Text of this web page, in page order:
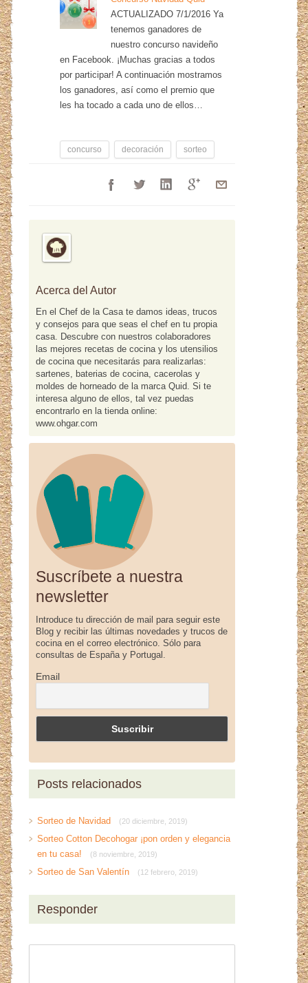
ACTUALIZADO 7/1/2016 Ya
tenemos ganadores de
nuestro concurso navideño
en Facebook. ¡Muchas gracias a todos
por participar! A continuación mostramos
los ganadores, así como el premio que
les ha tocado a cada uno de ellos…
concurso decoración sorteo
Acerca del Autor
En el Chef de la Casa te damos ideas, trucos
y consejos para que seas el chef en tu propia
casa. Descubre con nuestros colaboradores
las mejores recetas de cocina y los utensilios
de cocina que necesitarás para realizarlas:
sartenes, baterias de cocina, cacerolas y
moldes de horneado de la marca Quid. Si te
interesa alguno de ellos, tal vez puedas
encontrarlo en la tienda online:
www.ohgar.com
Suscríbete a nuestra
newsletter
Introduce tu dirección de mail para seguir este
Blog y recibir las últimas novedades y trucos de
cocina en el correo electrónico. Sólo para
consultas de España y Portugal.
Email
Posts relacionados
Sorteo de Navidad (20 diciembre, 2019)
Sorteo Cotton Decohogar ¡pon orden y elegancia
en tu casa!
(8 noviembre, 2019)
Sorteo de San Valentín (12 febrero, 2019)
Responder